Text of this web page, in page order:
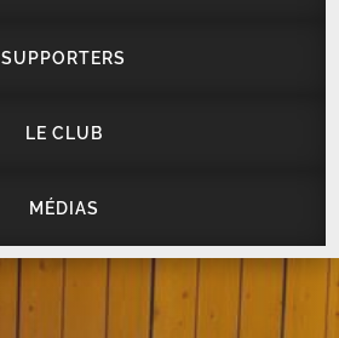
SUPPORTERS
LE CLUB
MÉDIAS